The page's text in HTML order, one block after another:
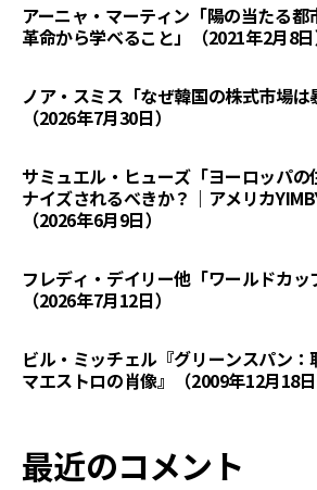
アーニャ・マーティン「陽の当たる都
革命から学べること」（2021年2月8日
ノア・スミス「なぜ韓国の株式市場は
（2026年7月30日）
サミュエル・ヒューズ「ヨーロッパの
ナイズされるべきか？｜アメリカ
（2026年6月9日）
フレディ・デイリー他「ワールドカッ
（2026年7月12日）
ビル・ミッチェル『グリーンスパン
マエストロの肖像』（2009年12月18日
最近のコメント